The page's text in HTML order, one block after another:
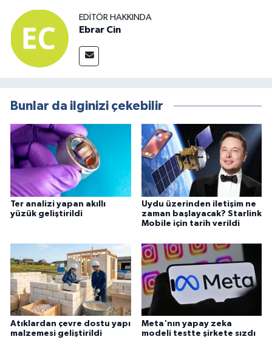
EDITÖR HAKKINDA
Ebrar Cin
Bunlar da ilginizi çekebilir
Ter analizi yapan akıllı
yüzük geliştirildi
Uydu üzerinden iletişim ne
zaman başlayacak? Starlink
Mobile için tarih verildi
Atıklardan çevre dostu yapı
malzemesi geliştirildi
Meta'nın yapay zeka
modeli testte şirkete sızdı